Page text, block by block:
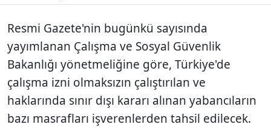
Resmi Gazete'nin bugünkü sayısında
yayımlanan Çalışma ve Sosyal Güvenlik
Bakanlığı yönetmeliğine göre, Türkiye'de
çalışma izni olmaksızın çalıştırılan ve
haklarında sınır dışı kararı alınan yabancıların
bazı masrafları işverenlerden tahsil edilecek.